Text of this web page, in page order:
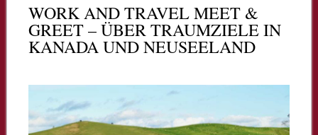
WORK AND TRAVEL MEET &
GREET – ÜBER TRAUMZIELE IN
KANADA UND NEUSEELAND